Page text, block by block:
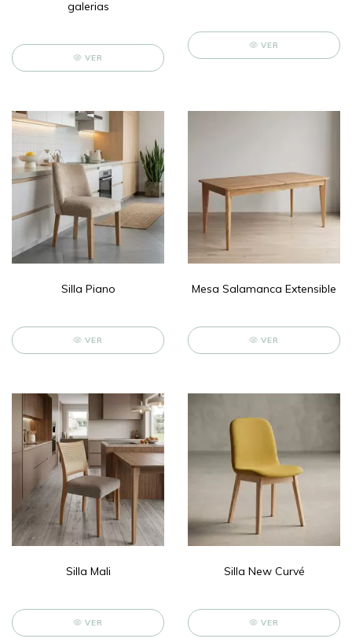
galerias
VER
VER
Silla Piano
VER
Mesa Salamanca Extensible
VER
Silla Mali
VER
Silla New Curvé
VER